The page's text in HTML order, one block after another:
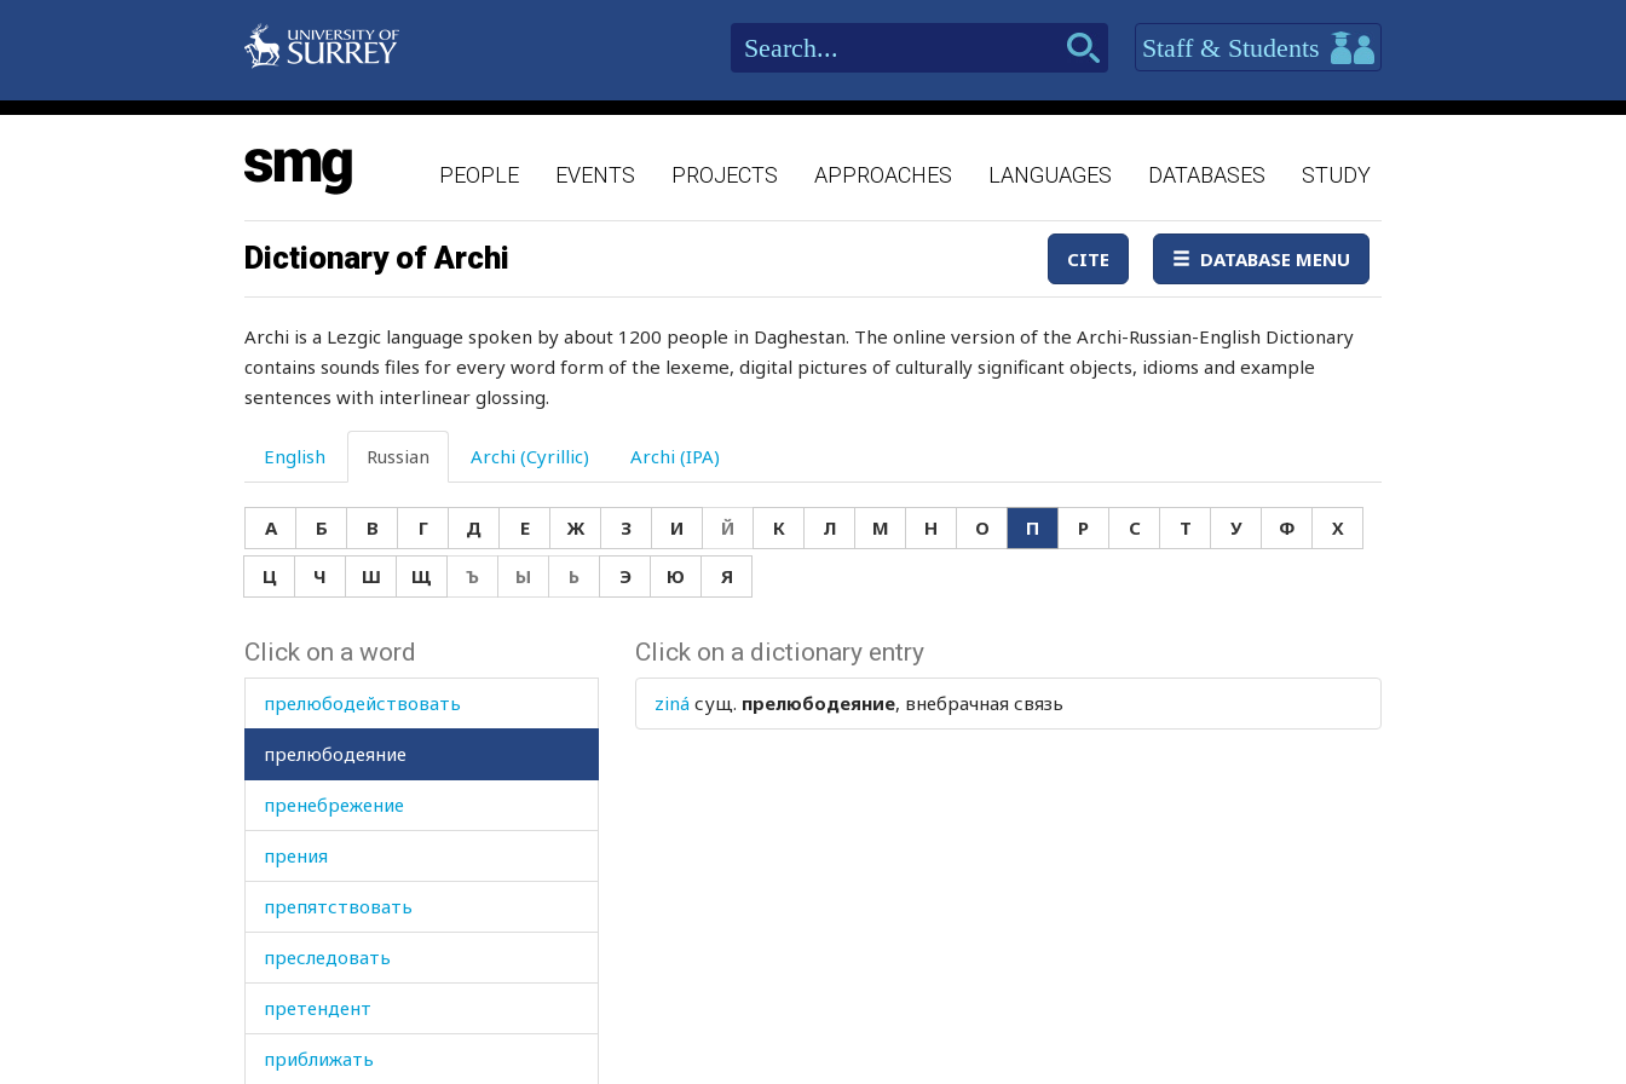
Staff & Students
PEOPLE EVENTS PROJECTS APPROACHES LANGUAGES DATABASES STUDY
Dictionary of Archi CITE DATABASE MENU
Archi is a Lezgic language spoken by about 1200 people in Daghestan. The online version of the Archi-Russian-English Dictionary
contains sounds files for every word form of the lexeme, digital pictures of culturally significant objects, idioms and example
sentences with interlinear glossing.
English Russian Archi (Cyrillic) Archi (IPA)
А Б В Г Д Е Ж З И Й К Л М Н О П Р С Т У Ф
Х
Ц
Ч Ш Щ Ъ Ы Ь Э Ю Я
Click on a word
преданный
предзнаменование
предлагать
предлог
предназначенный
преднамеренно
предохранитель
представляться
прежде
прежний
прекратить
прелюбодействовать
прелюбодеяние
пренебрежение
прения
препятствовать
преследовать
претендент
приближать
Click on a dictionary entry
ziná сущ. прелюбодеяние, внебрачная связь